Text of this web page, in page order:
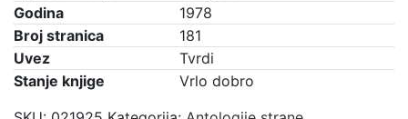
Godina
1978
Broj stranica
181
Uvez
Tvrdi
Stanje knjige
Vrlo dobro